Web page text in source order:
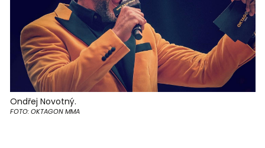
Ondřej Novotný.
FOTO: OKTAGON MMA